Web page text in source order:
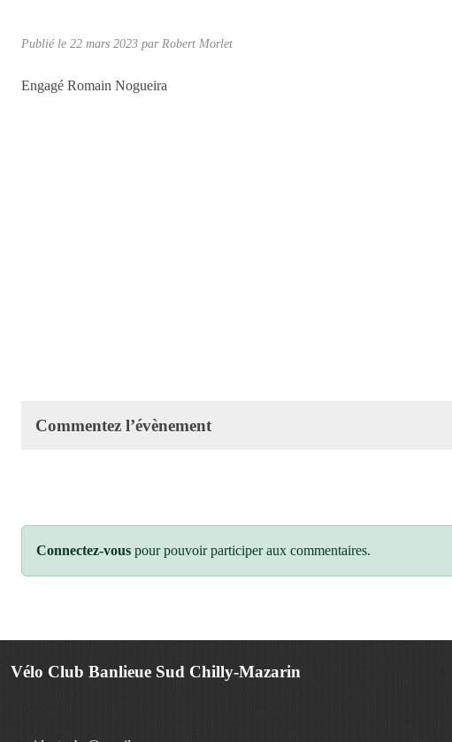
Publié le 22 mars 2023 par Robert Morlet
Engagé Romain Nogueira
Commentez l’évènement
Connectez-vous pour pouvoir participer aux commentaires.
Vélo Club Banlieue Sud Chilly-Mazarin